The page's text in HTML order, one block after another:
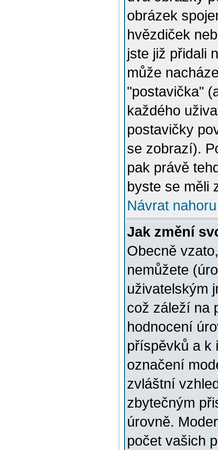
obrázek
hvězdiček
jste již přidali
může
"postavička"
každého
postavičky
se zobrazí).
pak právě
byste se měli
Návrat nahoru
Jak změní
Obecně
nemůžete
uživatelským
což záleží na
hodnocení
příspěvků a k
označení
zvláštní
zbytečným
úrovně.
počet vašich